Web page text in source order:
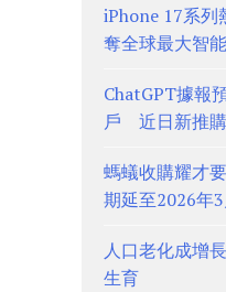
iPhone 17系
奪全球最大智
ChatGPT據報
戶 近日新推
螞蟻收購耀才
期延至2026年
人口老化成增
生育